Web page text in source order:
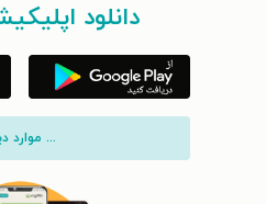
دانلود
... موارد